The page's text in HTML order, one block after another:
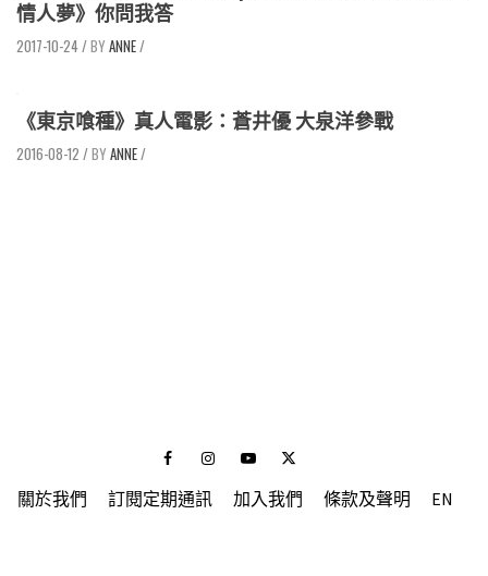
情人夢》你問我答
2017-10-24/ ANNE/
《東京喰種》真人電影：蒼井優 大泉洋參戰
2016-08-12 / ANNE/
FacebookInstagramYoutubeTwitter
關於我們 訂閱定期通訊 加入我們 條款及聲明 EN